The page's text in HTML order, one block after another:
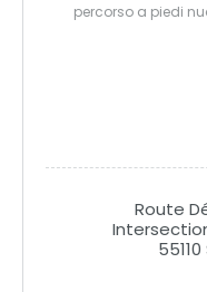
percorso a piedi
Route
55110